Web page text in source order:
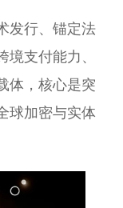
发行、锚定法
支付能力、
体，核心是突
球加密与实体